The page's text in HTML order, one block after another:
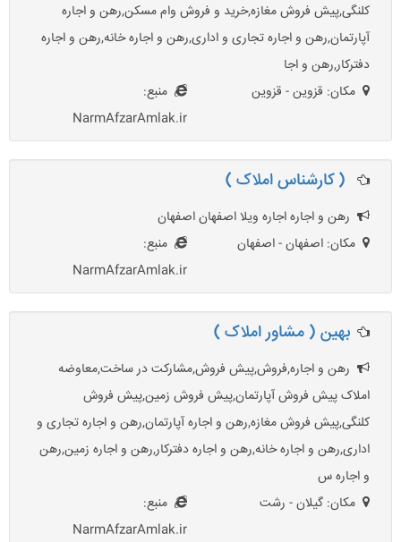
کلنگی,پیش فروش مغازه,خرید و فروش وام مسکن,رهن و اجاره
آپارتمان,رهن و اجاره تجاری و اداری,رهن و اجاره خانه,رهن و اجاره
دفترکار,رهن و اجا
مکان: قزوین - قزوین
منبع:
NarmAfzarAmlak.ir
( کارشناس املاک )
رهن و اجاره اجاره ویلا اصفهان اصفهان
مکان: اصفهان - اصفهان
منبع:
NarmAfzarAmlak.ir
بهین ( مشاور املاک )
رهن و اجاره,فروش,پیش فروش,مشارکت در ساخت,معاوضه
املاک پیش فروش آپارتمان,پیش فروش زمین,پیش فروش
کلنگی,پیش فروش مغازه,رهن و اجاره آپارتمان,رهن و اجاره تجاری و
اداری,رهن و اجاره خانه,رهن و اجاره دفترکار,رهن و اجاره زمین,رهن
و اجاره س
مکان: گیلان - رشت
منبع:
NarmAfzarAmlak.ir